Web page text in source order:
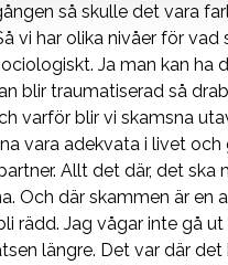
så skulle det vara
vi har olika nivåer för
Ja man kan ha
blir traumatiserad så
varför blir vi skamsna
vara adekvata i livet
Allt det där, det
Och där skammen är en
rädd. Jag vågar inte gå
längre. Det var där